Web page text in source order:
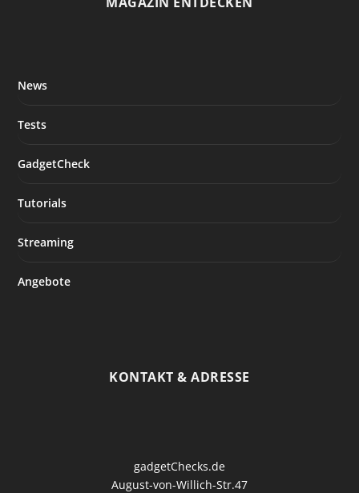
News
Tests
GadgetCheck
Tutorials
Streaming
Angebote
KONTAKT & ADRESSE
gadgetChecks.de
August-von-Willich-Str.47